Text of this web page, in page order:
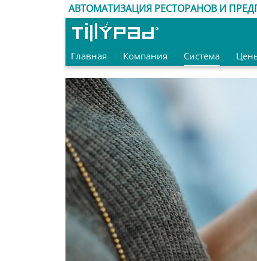
АВТОМАТИЗАЦИЯ РЕСТОРАНОВ И
Главная
Компания Система